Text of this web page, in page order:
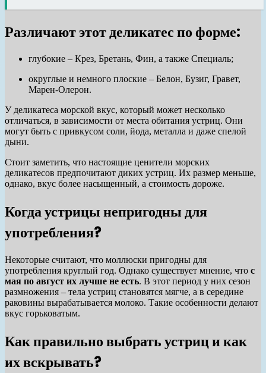
Различают этот деликатес по форме:
глубокие – Крез, Бретань, Фин, а также Специаль;
округлые и немного плоские – Белон, Бузиг, Гравет,
Марен-Олерон.
У деликатеса морской вкус, который может несколько
отличаться, в зависимости от места обитания устриц. Они
могут быть с привкусом соли, йода, металла и даже спелой
дыни.
Стоит заметить, что настоящие ценители морских
деликатесов предпочитают диких устриц. Их размер меньше,
однако, вкус более насыщенный, а стоимость дороже.
Когда устрицы непригодны для
употребления?
Некоторые считают, что моллюски пригодны для
употребления круглый год. Однако существует мнение, что с
мая по август их лучше не есть. В этот период у них сезон
размножения – тела устриц становятся мягче, а в середине
раковины вырабатывается молоко. Такие особенности делают
вкус горьковатым.
Как правильно выбрать устриц и как
их вскрывать?